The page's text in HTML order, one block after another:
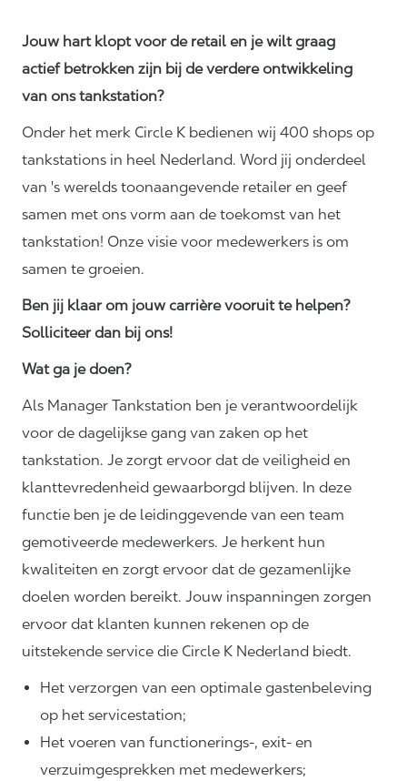
Jouw hart klopt voor de retail en je wilt graag
actief betrokken zijn bij de verdere ontwikkeling
van ons tankstation?
Onder het merk Circle K bedienen wij 400 shops op
tankstations in heel Nederland. Word jij onderdeel
van 's werelds toonaangevende retailer en geef
samen met ons vorm aan de toekomst van het
tankstation! Onze visie voor medewerkers is om
samen te groeien.
Ben jij klaar om jouw carrière vooruit te helpen?
Solliciteer dan bij ons!
Wat ga je doen?
Als Manager Tankstation ben je verantwoordelijk
voor de dagelijkse gang van zaken op het
tankstation. Je zorgt ervoor dat de veiligheid en
klanttevredenheid gewaarborgd blijven. In deze
functie ben je de leidinggevende van een team
gemotiveerde medewerkers. Je herkent hun
kwaliteiten en zorgt ervoor dat de gezamenlijke
doelen worden bereikt. Jouw inspanningen zorgen
ervoor dat klanten kunnen rekenen op de
uitstekende service die Circle K Nederland biedt.
Het verzorgen van een optimale gastenbeleving
op het servicestation;
Het voeren van functionerings-, exit- en
verzuimgesprekken met medewerkers;